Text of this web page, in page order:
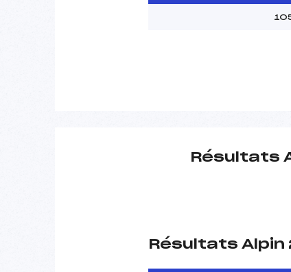
Résultats
Résultats Alpin